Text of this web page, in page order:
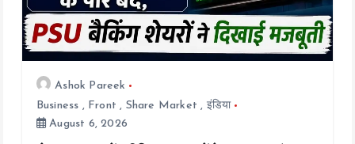
Ashok Pareek
Business , Front , Share Market , इंडिया
August 6, 2026